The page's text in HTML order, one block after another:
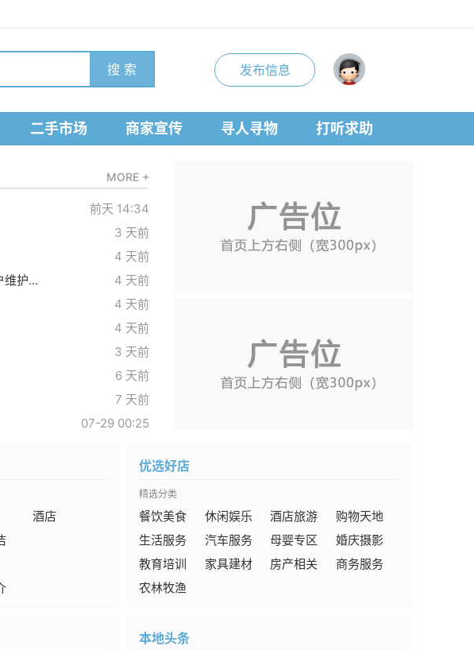
搜 索 发布信息
二手市场 商家宣传 寻人寻物 打听求助
MORE +
前天 14:34
3 天前
4 天前
维护...
4 天前
4 天前
4 天前
3 天前
6 天前
7 天前
07-29 00:25
酒店
优选好店
精选分类
餐饮美食 休闲娱乐 酒店旅游
购物天地
生活服务
汽车服务 母婴专区
婚庆摄影
教育培训
家具建材 房产相关
商务服务
农林牧渔
本地头条